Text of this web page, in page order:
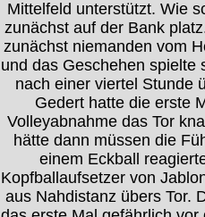
Mittelfeld unterstützt. Wie
zunächst auf der Bank
zunächst niemanden vom
und das Geschehen spielte
nach einer viertel Stunde
Gedert hatte die erste
Volleyabnahme das Tor
hätte dann müssen die
einem Eckball
Kopfballaufsetzer von
aus Nahdistanz übers Tor.